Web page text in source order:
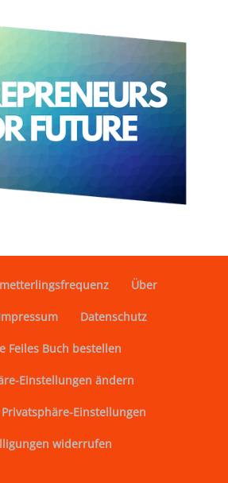
Über
Datenschutz
Feiles Buch bestellen
Einstellungen ändern
Einstellungen
widerrufen